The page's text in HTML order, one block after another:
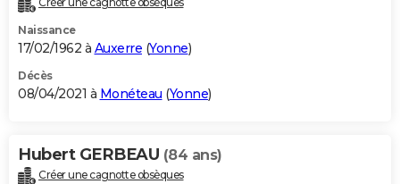
Naissance
17/02/1962 à Auxerre (Yonne)
Décès
08/04/2021 à Monéteau (Yonne)
Hubert GERBEAU (84 ans)
Créer une cagnotte obsèques